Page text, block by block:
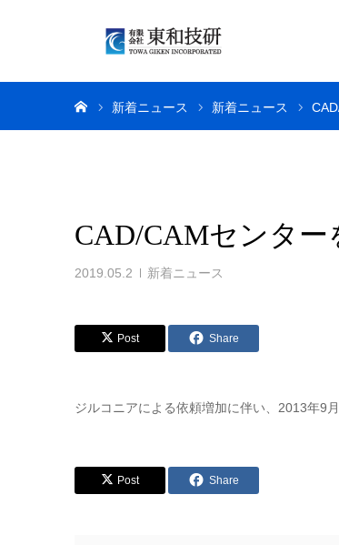
新着ニュース 新着ニュース
CAD/CAMセンター
2019.05.2 新着ニュース
Post Share
ジルコニアによる依頼増加に伴い、2013年9
Post Share